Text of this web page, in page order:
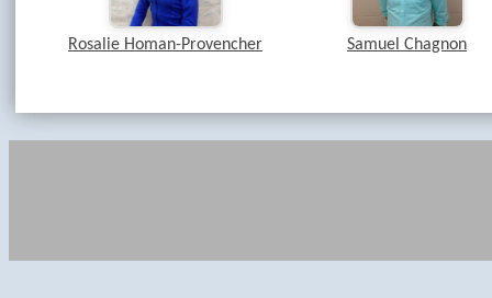
Rosalie Homan-Provencher Samuel Chagnon